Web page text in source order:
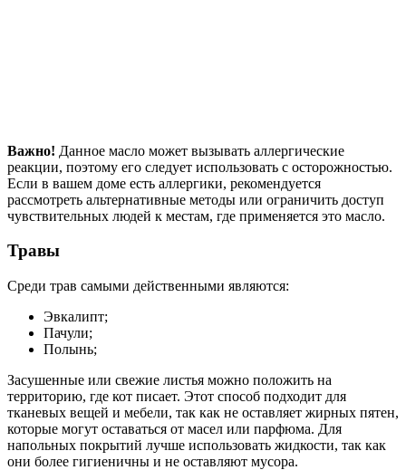
Важно! Данное масло может вызывать аллергические
реакции, поэтому его следует использовать с осторожностью.
Если в вашем доме есть аллергики, рекомендуется
рассмотреть альтернативные методы или ограничить доступ
чувствительных людей к местам, где применяется это масло.
Травы
Среди трав самыми действенными являются:
Эвкалипт;
Пачули;
Полынь;
Засушенные или свежие листья можно положить на
территорию, где кот писает. Этот способ подходит для
тканевых вещей и мебели, так как не оставляет жирных пятен,
которые могут оставаться от масел или парфюма. Для
напольных покрытий лучше использовать жидкости, так как
они более гигиеничны и не оставляют мусора.